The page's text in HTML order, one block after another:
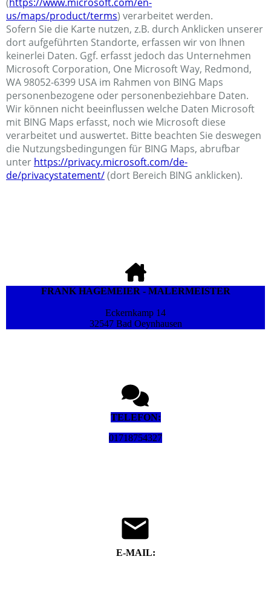
us/maps/product/terms) verarbeitet werden.
Sofern Sie die Karte nutzen, z.B. durch Anklicken unserer
dort aufgeführten Standorte, erfassen wir von Ihnen
keinerlei Daten. Ggf. erfasst jedoch das Unternehmen
Microsoft Corporation, One Microsoft Way, Redmond,
WA 98052-6399 USA im Rahmen von BING Maps
personenbezogene oder personenbeziehbare Daten.
Wir können nicht beeinflussen welche Daten Microsoft
mit BING Maps erfasst, noch wie Microsoft diese
verarbeitet und auswertet. Bitte beachten Sie deswegen
die Nutzungsbedingungen für BING Maps, abrufbar
unter https://privacy.microsoft.com/de-
de/privacystatement/(dort Bereich BING anklicken).
FRANK HAGEMEIER - MALERMEISTER
Eckernkamp 14
32547 Bad Oeynhausen
TELEFON:
01718754327
E-MAIL: